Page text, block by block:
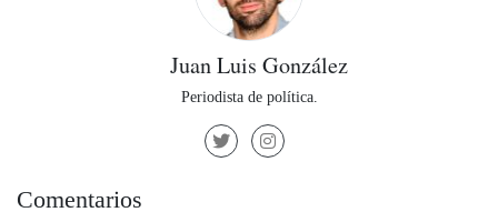
Juan Luis González
Periodista de política.
Comentarios